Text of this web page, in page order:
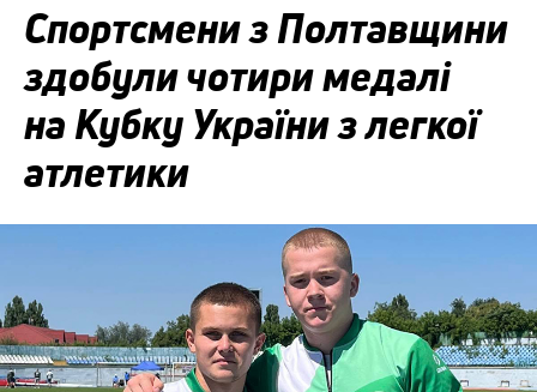
Спортсмени з Полтавщини
здобули чотири медалі
на Кубку України з легкої
атлетики